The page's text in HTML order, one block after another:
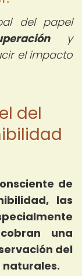
del papel
y
el impacto
del
de
las
una
del
naturales.